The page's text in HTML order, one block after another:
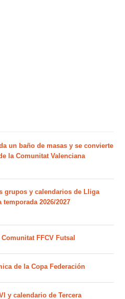
un baño de masas y se convierte
la Comunitat Valenciana
grupos y calendarios de Lliga
2026/2027
FFCV Futsal
de la Copa Federación
y calendario de Tercera